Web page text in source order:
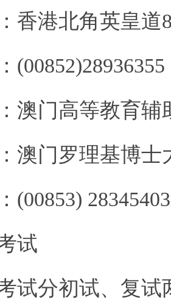
香港北角英皇道
(00852)28936355
澳门高等教育辅
澳门罗理基博士
(00853) 28345403
试
试分初试、复试